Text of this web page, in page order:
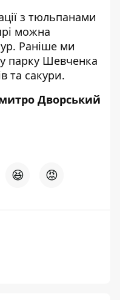
з тюльпанами
можна
. Раніше ми
парку Шевченка
та сакури.
Дворський
😆 😡